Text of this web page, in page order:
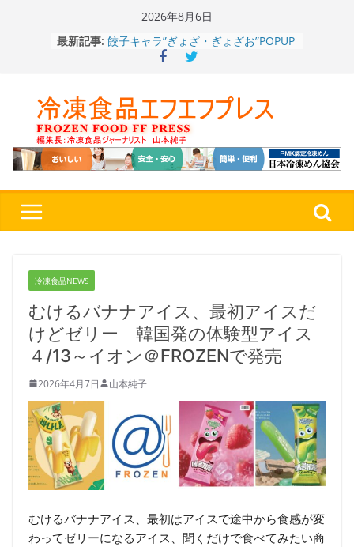
2026年8月6日
最新記事: 餃子キャラ”ぎょざ・ぎょざお”POPUP
ストアで作者にご挨拶、新作”れいと
うこ～こ～”を知る
定さわやかフレーバー「CHEESE
WONDER YELLOW」復刻発売中
今まで無かった大盛！水から簡単レン
ジ♪ふわもちめん！！「冷凍 日清の
どん兵衛 大盛 きつねうどん」
日清食品冷凍、背油の旨み・コク深い
冷凍食品NEWS
むけるバナナアイス、最初アイスだ
けどゼリー 韓国発の体験型アイス
４/13～イオン＠FROZENで発売
2026年4月7日 山本純子
むけるバナナアイス、最初はアイスで途中から食感が変
わってゼリーになるアイス、聞くだけで食べてみたい商